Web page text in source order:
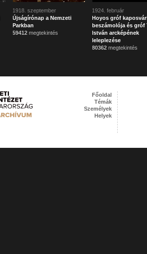
1918. szeptember
Újságírónap a Nemzeti
Parkban
59412 megtekintés
1924. február
Hoyos gróf
beszámolója és gróf
István arcképének
leleplezése
80362 megtekintés
Főoldal
Témák
Személyek
Helyek